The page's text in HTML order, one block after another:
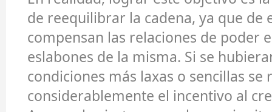
de reequilibrar la cadena, ya que de
compensan las relaciones de poder
eslabones de la misma. Si se
condiciones más laxas o sencillas se
considerablemente el incentivo al